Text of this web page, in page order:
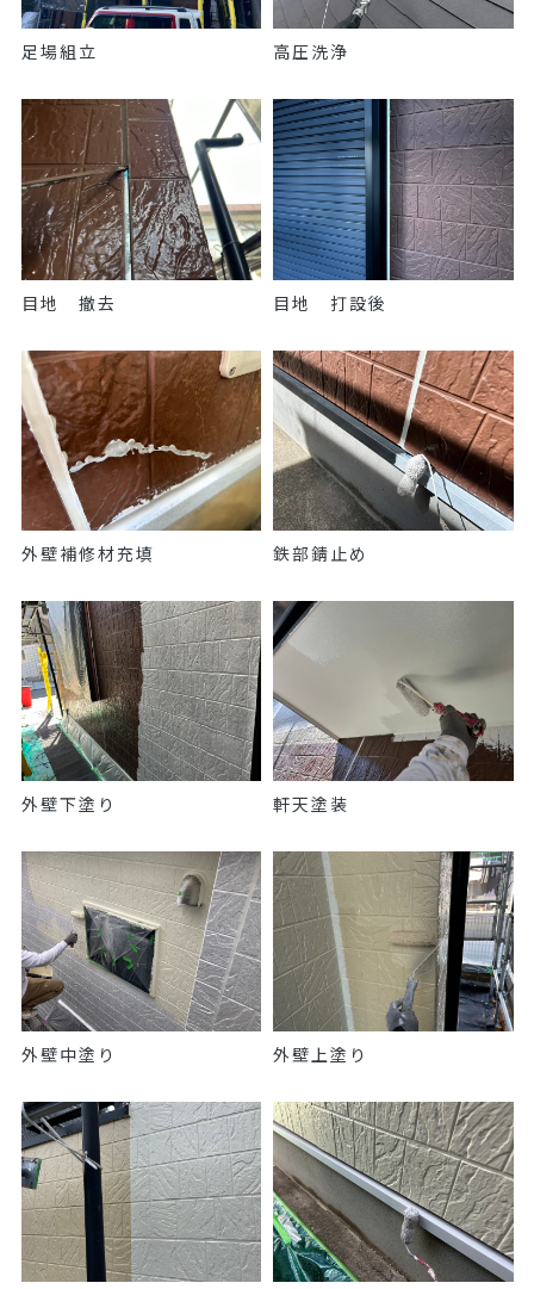
足場組立 高圧洗浄
目地 撤去 目地 打設後
外壁補修材充填 鉄部錆止め
外壁下塗り 軒天塗装
外壁中塗り 外壁上塗り